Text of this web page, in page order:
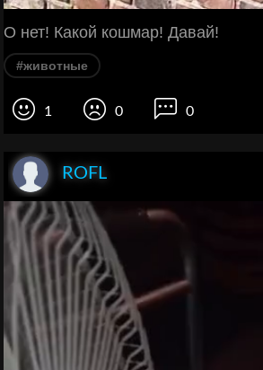
О нет! Какой кошмар! Давай!
#животные
1 0 0
ROFL